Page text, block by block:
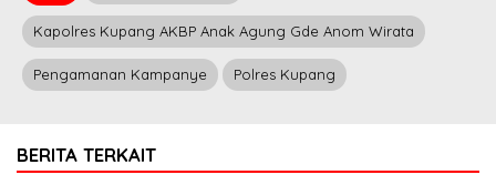
Kapolres Kupang AKBP Anak Agung Gde Anom Wirata
Pengamanan Kampanye Polres Kupang
BERITA TERKAIT